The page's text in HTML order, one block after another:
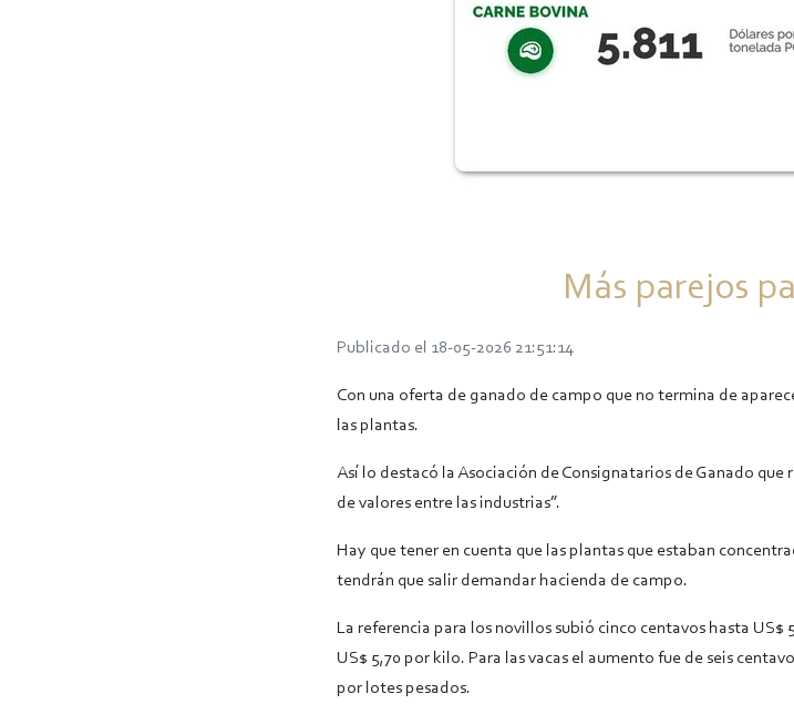
Más parejos
Publicado el 18-05-2026 21:51:14
Con una oferta de ganado de campo que no termina de
las plantas.
Así lo destacó la Asociación de Consignatarios de Ganado que
de valores entre las industrias”.
Hay que tener en cuenta que las plantas que estaban
tendrán que salir demandar hacienda de campo.
La referencia para los novillos subió cinco centavos hasta
US$ 5,70 por kilo. Para las vacas el aumento fue de seis
por lotes pesados.